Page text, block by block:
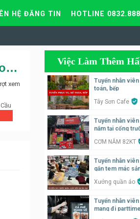
HỆ ĐĂNG TIN HOTLINE
Tuyển quản lý kho, marketing, trực fanpage, nv kho – Công ty Bao Bì TD Group
xem
Việc Làm Thêm
Tuyển nhân
toán, bếp
Tây Sơn Cafe
Tuyển nhân
nắm tại cổng
CƠM NẮM 82KT
Tuyển nhân
gắn tem mác
Xưởng quần áo
Tuyển nhân
mang đi